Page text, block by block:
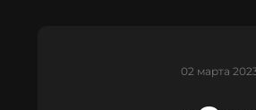
02 марта